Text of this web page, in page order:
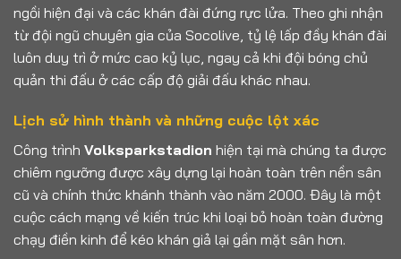
ngồi hiện đại và các khán đài đứng rực lửa. Theo ghi nhận
từ đội ngũ chuyên gia của Socolive, tỷ lệ lấp đầy khán đài
luôn duy trì ở mức cao kỷ lục, ngay cả khi đội bóng chủ
quản thi đấu ở các cấp độ giải đấu khác nhau.
Lịch sử hình thành và những cuộc lột xác
Công trình Volksparkstadion hiện tại mà chúng ta được
chiêm ngưỡng được xây dựng lại hoàn toàn trên nền sân
cũ và chính thức khánh thành vào năm 2000. Đây là một
cuộc cách mạng về kiến trúc khi loại bỏ hoàn toàn đường
chạy điền kinh để kéo khán giả lại gần mặt sân hơn.